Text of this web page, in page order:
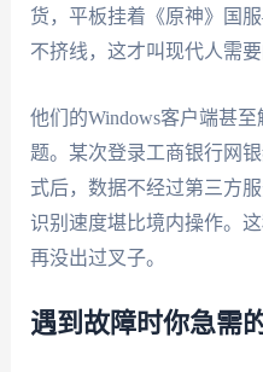
货，平板挂着《原神》国
不挤线，这才叫现代人需要
他们的Windows客户端甚
题。某次登录工商银行网
式后，数据不经过第三方
识别速度堪比境内操作。
再没出过叉子。
遇到故障时你急需